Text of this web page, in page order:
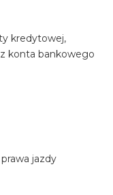
kredytowej,
konta bankowego
jazdy